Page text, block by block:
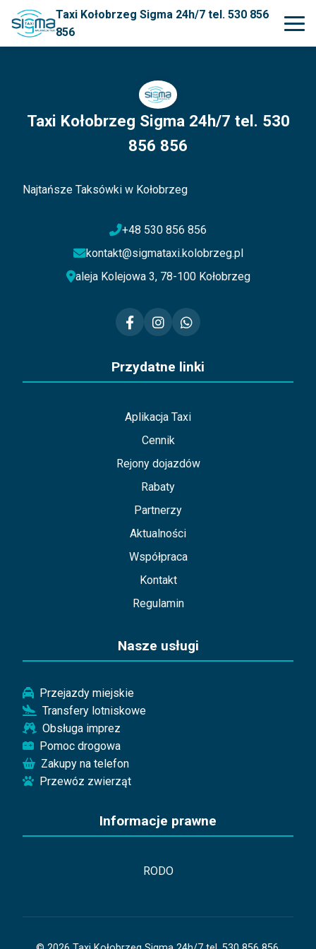
Taxi Kołobrzeg Sigma 24h/7 tel. 530 856
856
Taxi Kołobrzeg Sigma 24h/7 tel. 530
856 856
Najtańsze Taksówki w Kołobrzeg
+48 530 856 856
kontakt@sigmataxi.kolobrzeg.pl
aleja Kolejowa 3, 78-100 Kołobrzeg
Przydatne linki
Aplikacja Taxi
Cennik
Rejony dojazdów
Rabaty
Partnerzy
Aktualności
Współpraca
Kontakt
Regulamin
Nasze usługi
Przejazdy miejskie
Transfery lotniskowe
Obsługa imprez
Pomoc drogowa
Zakupy na telefon
Przewóz zwierząt
Informacje prawne
RODO